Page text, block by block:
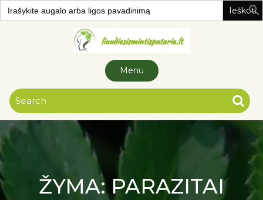
Search
for:Skip to
Menu
ŽYMA: PARAZITAI